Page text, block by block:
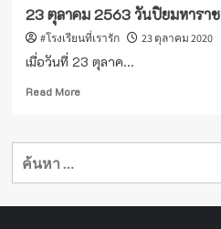
23 ตุลาคม 2563 วันปิยมหาราช
#โรงเรียนที่เรารัก 23 ตุลาคม 2020
เมื่อวันที่ 23 ตุลาค...
Read MoreRead
23
ปิย
ค้นหา